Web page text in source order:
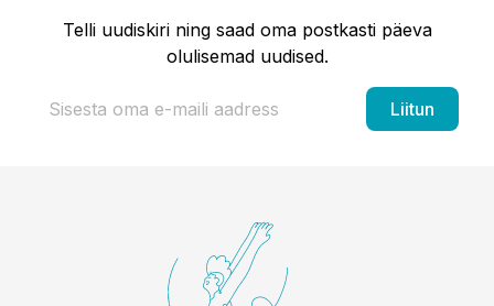
Telli uudiskiri ning saad oma postkasti päeva
olulisemad uudised.
Liitun